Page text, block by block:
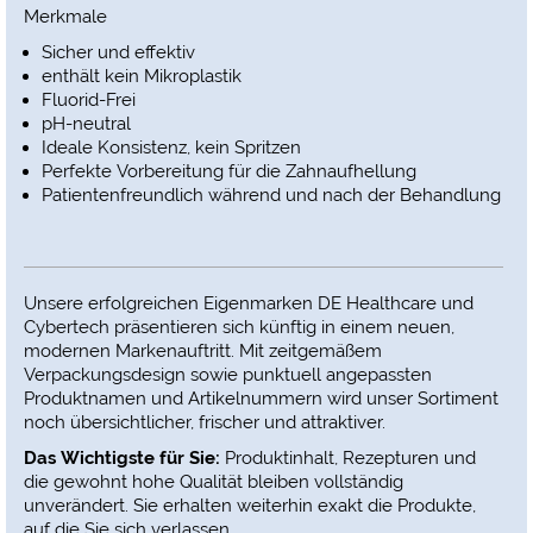
Merkmale
Sicher und effektiv
enthält kein Mikroplastik
Fluorid-Frei
pH-neutral
Ideale Konsistenz, kein Spritzen
Perfekte Vorbereitung für die Zahnaufhellung
Patientenfreundlich während und nach der Behandlung
Unsere erfolgreichen Eigenmarken DE Healthcare und
Cybertech präsentieren sich künftig in einem neuen,
modernen Markenauftritt. Mit zeitgemäßem
Verpackungsdesign sowie punktuell angepassten
Produktnamen und Artikelnummern wird unser Sortiment
noch übersichtlicher, frischer und attraktiver.
Das Wichtigste für Sie: Produktinhalt, Rezepturen und
die gewohnt hohe Qualität bleiben vollständig
unverändert. Sie erhalten weiterhin exakt die Produkte,